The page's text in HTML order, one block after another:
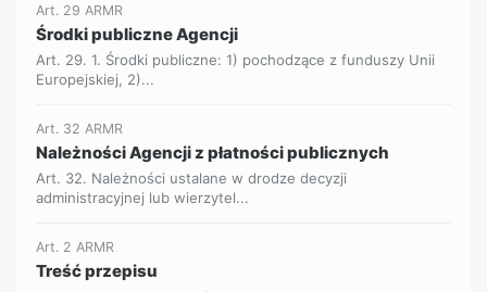
Art. 29 ARMR
Środki publiczne Agencji
Art. 29. 1. Środki publiczne: 1) pochodzące z funduszy Unii
Europejskiej, 2)...
Art. 32 ARMR
Należności Agencji z płatności publicznych
Art. 32. Należności ustalane w drodze decyzji
administracyjnej lub wierzytel...
Art. 2 ARMR
Treść przepisu